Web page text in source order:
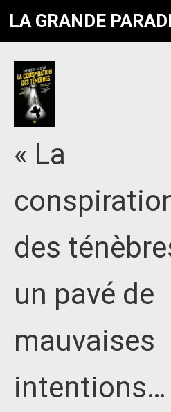
LA GRANDE
« La
des
un pavé de
mauvaises
intentions…